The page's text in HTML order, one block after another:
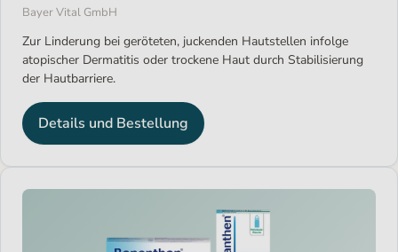
Bayer Vital GmbH
Zur Linderung bei geröteten, juckenden Hautstellen infolge
atopischer Dermatitis oder trockene Haut durch Stabilisierung
der Hautbarriere.
Details und Bestellung